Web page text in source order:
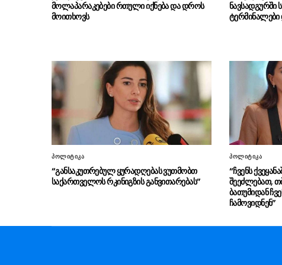
მოლაპარაკებები რთული იქნება და დროს
მოითხოვს
ნავსადგურში
პოლიტიკა
“განსაკუთრებულ ყურადღებას ვუთმობთ
საქართველოს რკინიგზის განვითარებას”
პოლიტიკა
“ჩვენს
შეეძლებათ,
ბათუმიდან
ჩამოვიდნენ”